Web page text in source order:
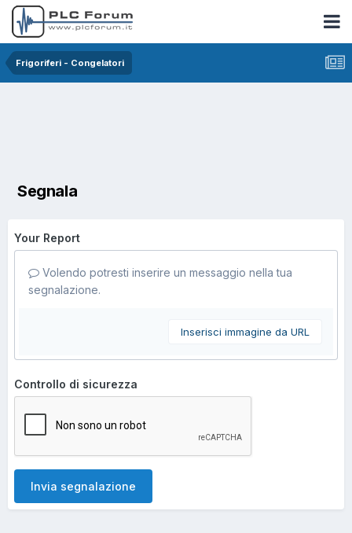
Frigoriferi - Congelatori
Segnala
Your Report
Volendo potresti inserire un messaggio nella tua
segnalazione.
Inserisci immagine da URL
Controllo di sicurezza
Invia segnalazione